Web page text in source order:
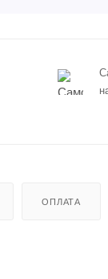
ОПЛАТА